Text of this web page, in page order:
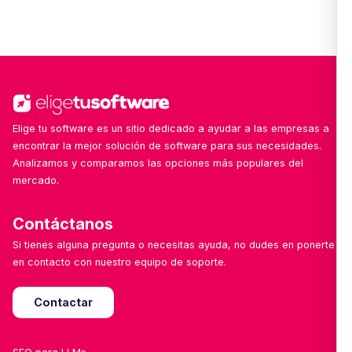
Elige tu software es un sitio dedicado a ayudar a las empresas a
encontrar la mejor solución de software para sus necesidades.
Analizamos y comparamos las opciones más populares del
mercado.
Contáctanos
Si tienes alguna pregunta o necesitas ayuda, no dudes en ponerte
en contacto con nuestro equipo de soporte.
Contactar